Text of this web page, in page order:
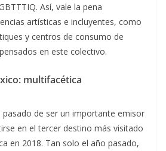
Así, vale la pena
artísticas e incluyentes, como
y centros de consumo de
en este colectivo.
multifacética
pasado de ser un importante emisor
en el tercer destino más visitado
en 2018. Tan solo el año pasado,